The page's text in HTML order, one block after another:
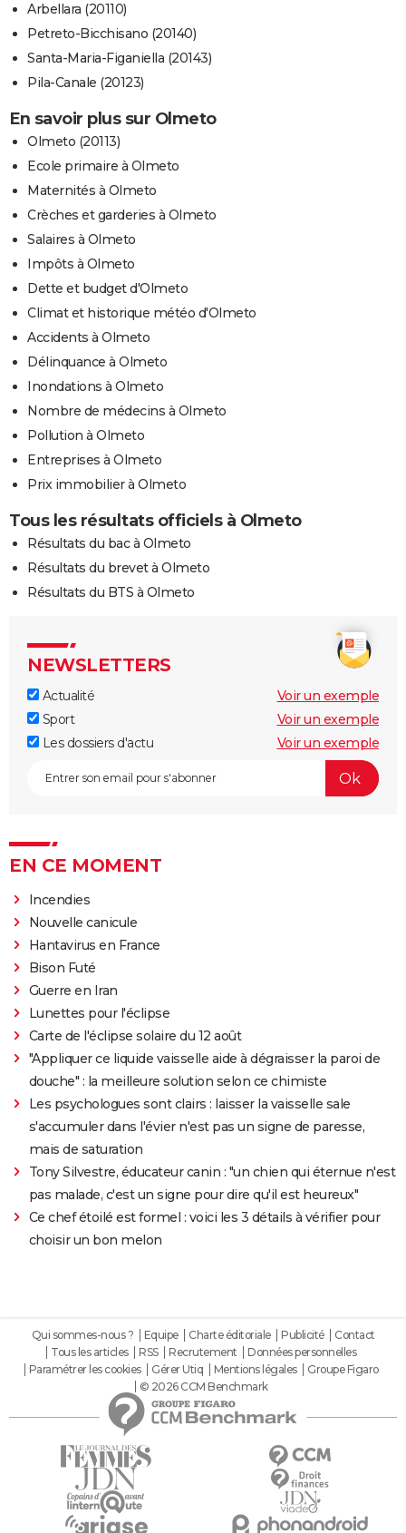
Arbellara (20110)
Petreto-Bicchisano (20140)
Santa-Maria-Figaniella (20143)
Pila-Canale (20123)
En savoir plus sur Olmeto
Olmeto (20113)
Ecole primaire à Olmeto
Maternités à Olmeto
Crèches et garderies à Olmeto
Salaires à Olmeto
Impôts à Olmeto
Dette et budget d'Olmeto
Climat et historique météo d'Olmeto
Accidents à Olmeto
Délinquance à Olmeto
Inondations à Olmeto
Nombre de médecins à Olmeto
Pollution à Olmeto
Entreprises à Olmeto
Prix immobilier à Olmeto
Tous les résultats officiels à Olmeto
Résultats du bac à Olmeto
Résultats du brevet à Olmeto
Résultats du BTS à Olmeto
NEWSLETTERS
Actualité
Voir un exemple
Sport
Voir un exemple
Les dossiers d'actu
Voir un exemple
EN CE MOMENT
Incendies
Nouvelle canicule
Hantavirus en France
Bison Futé
Guerre en Iran
Lunettes pour l'éclipse
Carte de l'éclipse solaire du 12 août
"Appliquer ce liquide vaisselle aide à dégraisser la paroi de
douche" : la meilleure solution selon ce chimiste
Les psychologues sont clairs : laisser la vaisselle sale
s'accumuler dans l'évier n'est pas un signe de paresse,
mais de saturation
Tony Silvestre, éducateur canin : "un chien qui éternue n'est
pas malade, c'est un signe pour dire qu'il est heureux"
Ce chef étoilé est formel : voici les 3 détails à vérifier pour
choisir un bon melon
Qui sommes-nous ? Equipe Charte éditoriale Publicité
Contact
Tous les articles
RSS Recrutement
Données personnelles
Paramétrer les cookies
Gérer Utiq Mentions légales
Groupe Figaro
© 2026 CCM Benchmark